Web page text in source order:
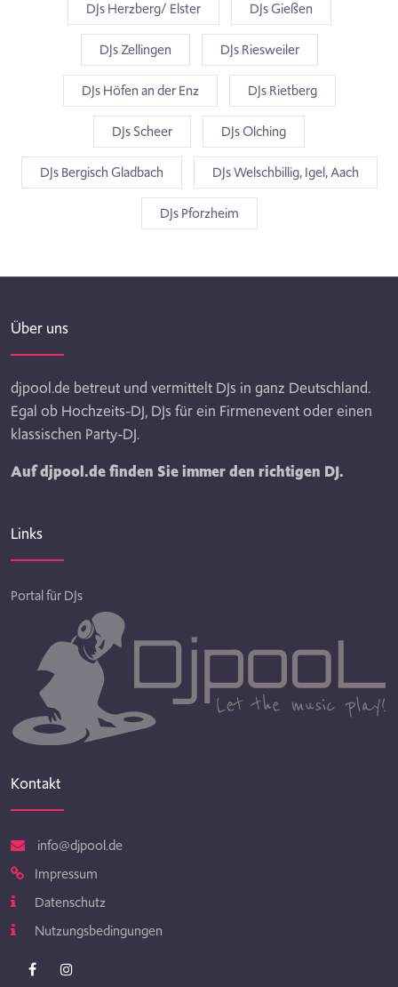
DJs Herzberg/ Elster DJs Gießen
DJs Zellingen DJs Riesweiler
DJs Höfen an der Enz DJs Rietberg
DJs Scheer DJs Olching
DJs Bergisch Gladbach DJs Welschbillig, Igel, Aach
DJs Pforzheim
Über uns
djpool.de betreut und vermittelt DJs in ganz Deutschland.
Egal ob Hochzeits-DJ, DJs für ein Firmenevent oder einen
klassischen Party-DJ.
Auf djpool.de finden Sie immer den richtigen DJ.
Links
Portal für DJs
Kontakt
info@djpool.de
Impressum
Datenschutz
Nutzungsbedingungen